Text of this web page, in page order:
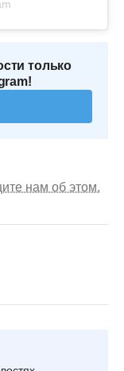
только
нам об этом.